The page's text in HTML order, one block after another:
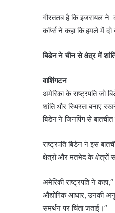
गौरतलब है कि इजरायल ने
कॉर्प्स ने कहा कि हमले में
बिडेन ने चीन से क्षेत्र में
वाशिंगटन
अमेरिका के राष्ट्रपति जो
शांति और स्थिरता बनाए
बिडेन ने जिनपिंग से
राष्ट्रपति बिडेन ने इस
क्षेत्रों और मतभेद के क्षेत्रों
अमेरिकी राष्ट्रपति ने
औद्योगिक आधार, उनकी
समर्थन पर चिंता जताई।”